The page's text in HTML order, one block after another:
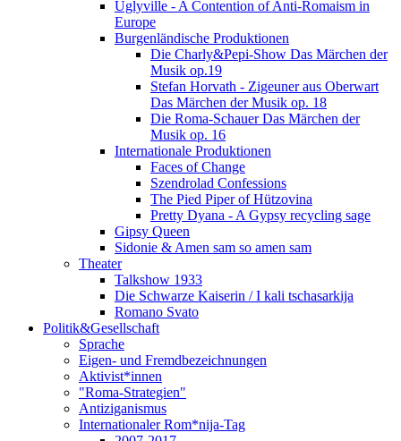
Uglyville - A Contention of Anti-Romaism in
Europe
Burgenländische Produktionen
Die Charly&Pepi-Show Das Märchen der
Musik op.19
Stefan Horvath - Zigeuner aus Oberwart
Das Märchen der Musik op. 18
Die Roma-Schauer Das Märchen der
Musik op. 16
Internationale Produktionen
Faces of Change
Szendrolad Confessions
The Pied Piper of Hützovina
Pretty Dyana - A Gypsy recycling sage
Gipsy Queen
Sidonie & Amen sam so amen sam
Theater
Talkshow 1933
Die Schwarze Kaiserin / I kali tschasarkija
Romano Svato
Politik&Gesellschaft
Sprache
Eigen- und Fremdbezeichnungen
Aktivist*innen
"Roma-Strategien"
Antiziganismus
Internationaler Rom*nija-Tag